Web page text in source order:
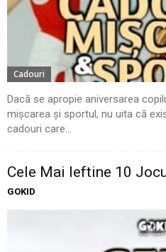
Cadouri
Dacă se apropie aniversarea
mișcarea și sportul, nu uita că
cadouri care...
Cele Mai Ieftine 10
GOKID